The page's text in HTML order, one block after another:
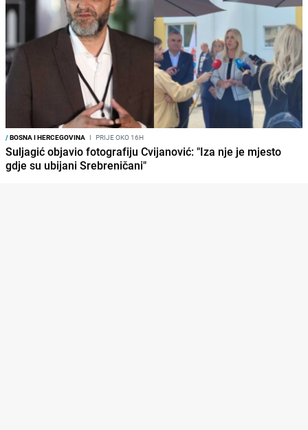
/BOSNA I HERCEGOVINA I PRIJE OKO 16H
Suljagić objavio fotografiju Cvijanović: "Iza nje je mjesto
gdje su ubijani Srebreničani"